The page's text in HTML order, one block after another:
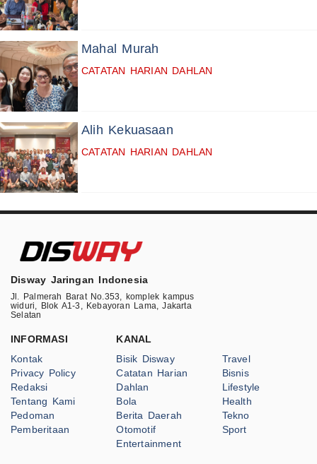
Mahal Murah
CATATAN HARIAN DAHLAN
Alih Kekuasaan
CATATAN HARIAN DAHLAN
Disway Jaringan Indonesia
Jl. Palmerah Barat No.353, komplek kampus
widuri, Blok A1-3, Kebayoran Lama, Jakarta
Selatan
INFORMASI
Kontak
Privacy Policy
Redaksi
Tentang Kami
Pedoman
Pemberitaan
KANAL
Bisik Disway
Catatan Harian
Dahlan
Bola
Berita Daerah
Otomotif
Entertainment
Travel
Bisnis
Lifestyle
Health
Tekno
Sport